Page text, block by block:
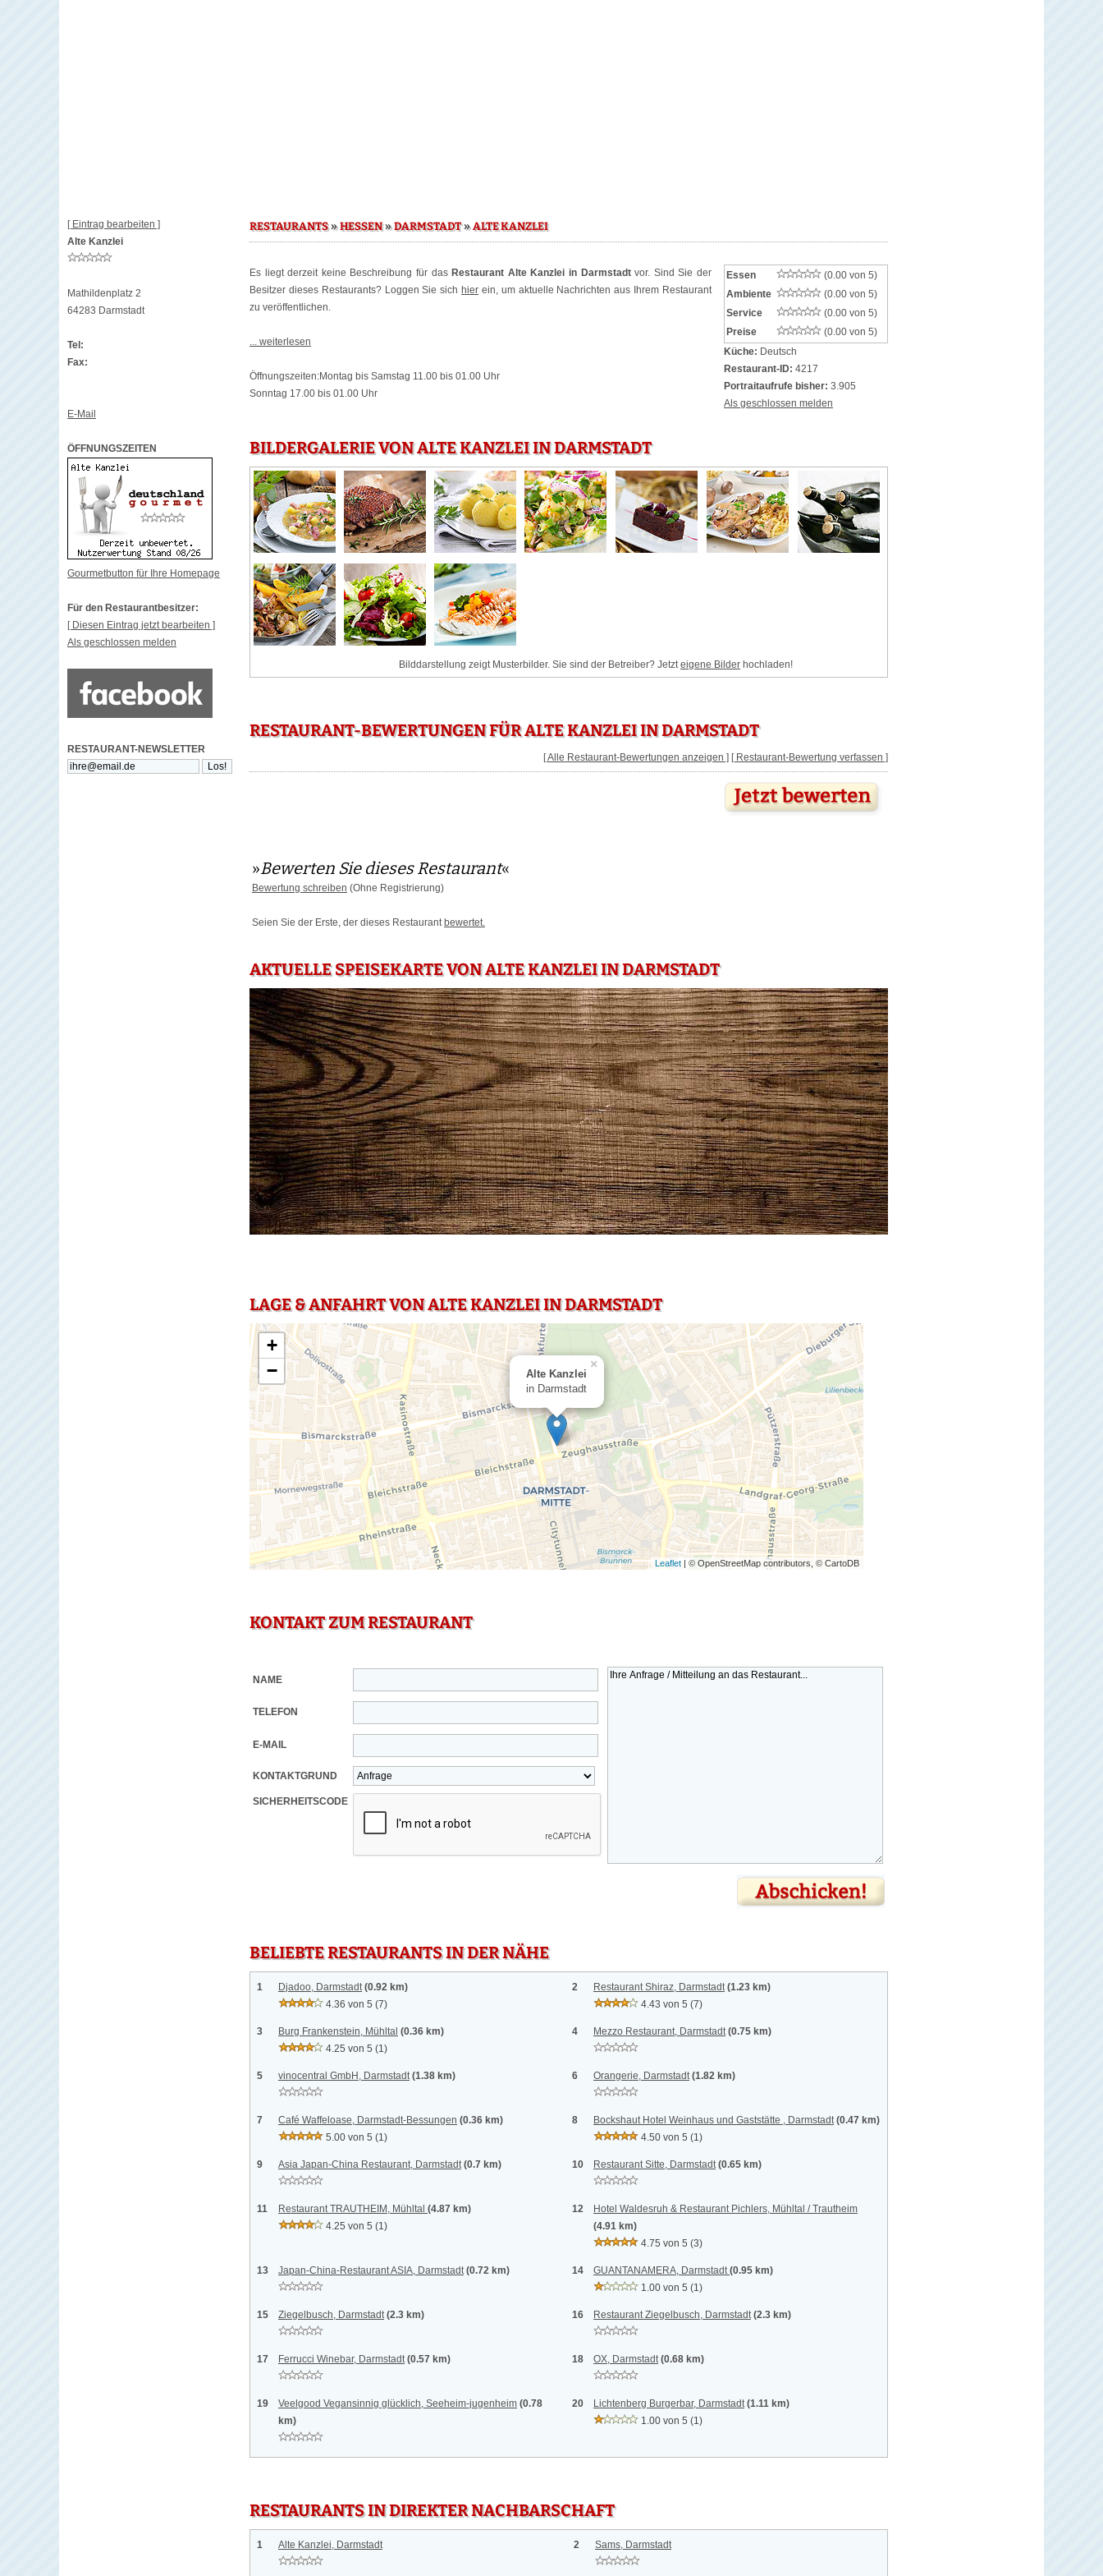
[ Eintrag bearbeiten ]
Alte Kanzlei
Mathildenplatz 2
64283 Darmstadt
Tel:
Fax:
E-Mail
ÖFFNUNGSZEITEN
Gourmetbutton für Ihre Homepage
Für den Restaurantbesitzer:
[ Diesen Eintrag jetzt bearbeiten ]
Als geschlossen melden
RESTAURANT-NEWSLETTER
RESTAURANTS»HESSEN»DARMSTADT»ALTE KANZLEI
Es liegt derzeit keine Beschreibung für das Restaurant Alte Kanzlei in Darmstadtvor. Sind Sie der
Besitzer dieses Restaurants? Loggen Sie sich hier ein, um aktuelle Nachrichten aus Ihrem Restaurant
zu veröffentlichen.
... weiterlesen
Öffnungszeiten:Montag bis Samstag 11.00 bis 01.00 Uhr
Sonntag 17.00 bis 01.00 Uhr
Essen
(0.00 von 5)
Ambiente
(0.00 von 5)
Service
(0.00 von 5)
Preise
(0.00 von 5)
Küche: Deutsch
Restaurant-ID: 4217
Portraitaufrufe bisher: 3.905
Als geschlossen melden
BILDERGALERIE VON ALTE KANZLEI IN DARMSTADT
Bilddarstellung zeigt Musterbilder. Sie sind der Betreiber? Jetzteigene Bilder hochladen!
RESTAURANT-BEWERTUNGEN FÜR ALTE KANZLEI IN DARMSTADT
[ Alle Restaurant-Bewertungen anzeigen ] [ Restaurant-Bewertung verfassen ]
»Bewerten Sie dieses Restaurant«
Bewertung schreiben (Ohne Registrierung)
Seien Sie der Erste, der dieses Restaurant bewertet.
AKTUELLE SPEISEKARTE VON ALTE KANZLEI IN DARMSTADT
LAGE & ANFAHRT VON ALTE KANZLEI IN DARMSTADT
Alte Kanzlei
in Darmstadt
×
+
−
Leaflet | © OpenStreetMap contributors, © CartoDB
KONTAKT ZUM RESTAURANT
NAME
TELEFON
E-MAIL
KONTAKTGRUND
SICHERHEITSCODE
BELIEBTE RESTAURANTS IN DER NÄHE
1 Djadoo, Darmstadt (0.92 km)
4.36 von 5 (7)
2 Restaurant Shiraz, Darmstadt (1.23 km)
4.43 von 5 (7)
3 Burg Frankenstein, Mühltal (0.36 km)
4.25 von 5 (1)
4 Mezzo Restaurant, Darmstadt (0.75 km)
5 vinocentral GmbH, Darmstadt (1.38 km) 6 Orangerie, Darmstadt (1.82 km)
7 Café Waffeloase, Darmstadt-Bessungen (0.36 km)
5.00 von 5 (1)
8 Bockshaut Hotel Weinhaus und Gaststätte , Darmstadt (0.47 km)
4.50 von 5 (1)
9 Asia Japan-China Restaurant, Darmstadt (0.7 km) 10 Restaurant Sitte, Darmstadt (0.65 km)
11 Restaurant TRAUTHEIM, Mühltal (4.87 km)
4.25 von 5 (1)
12
Hotel Waldesruh & Restaurant Pichlers, Mühltal / Trautheim
(4.91 km)
4.75 von 5 (3)
13 Japan-China-Restaurant ASIA, Darmstadt (0.72 km) 14 GUANTANAMERA, Darmstadt(0.95 km)
1.00 von 5 (1)
15 Ziegelbusch, Darmstadt (2.3 km) 16 Restaurant Ziegelbusch, Darmstadt (2.3 km)
17 Ferrucci Winebar, Darmstadt (0.57 km) 18 OX, Darmstadt (0.68 km)
19 Veelgood Vegansinnig glücklich, Seeheim-jugenheim (0.78
km)
20 Lichtenberg Burgerbar, Darmstadt (1.11 km)
1.00 von 5 (1)
RESTAURANTS IN DIREKTER NACHBARSCHAFT
1 Alte Kanzlei, Darmstadt 2 Sams, Darmstadt